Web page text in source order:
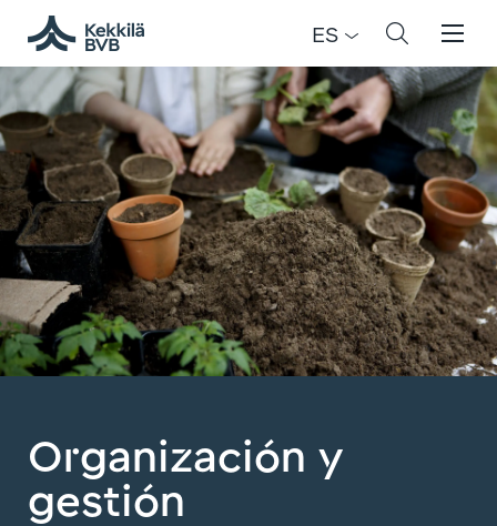
ES
Organización y
gestión